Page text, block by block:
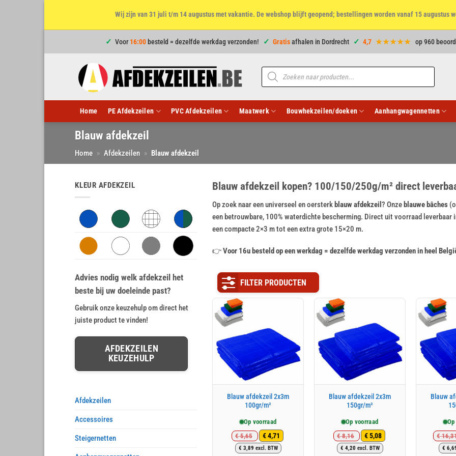
Wij zijn van 31 juli t/m 14 augustus met vakantie. De webshop blijft geopend; bestellingen worden vanaf 15 augustus
Voor16:00 besteld = dezelfde werkdag verzonden! Gratisafhalen in Dordrecht 4,7 ★★★★★ op 960
Producten
zoeken
Home PE Afdekzeilen PVC Afdekzeilen Maatwerk Bouwhekzeilen/doeken Aanhangwagennetten
Blauw afdekzeil
Home » Afdekzeilen » Blauw afdekzeil
KLEUR AFDEKZEIL
Advies nodig welk afdekzeil het
beste bij uw doeleinde past?
Gebruik onze keuzehulp om direct het
juiste product te vinden!
AFDEKZEILEN
KEUZEHULP
Afdekzeilen
Accessoires
Steigernetten
Blauw afdekzeil kopen? 100/150/250g/m² direct
Op zoek naar een universeel en oersterk blauw afdekzeil ? Onze blauwe bâches
een betrouwbare, 100% waterdichte bescherming. Direct uit voorraad
een compacte 2×3 m tot een extra grote 15×20 m.
👉Voor 16u besteld op een werkdag = dezelfde werkdag verzonden in heel
FILTER PRODUCTEN
Blauw afdekzeil 2x3m
100gr/m²
Op voorraad
€5,65
Oorspronkelijke
prijs
€4,71
Huidige
prijs
€ 3,89 excl. BTW
Blauw afdekzeil 2x3m
150gr/m²
Op voorraad
€8,16
Oorspronkelijke
prijs
€5,08
Huidige
prijs
€ 4,20 excl. BTW
Blauw
€
€